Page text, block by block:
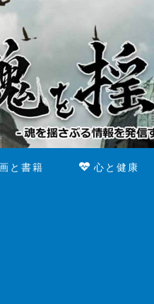
と書籍 心と健康